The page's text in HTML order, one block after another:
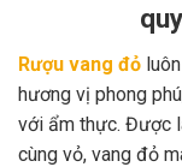
Rượu vang đỏ
hương vị phong
với ẩm thực. Được
cùng vỏ, vang đỏ